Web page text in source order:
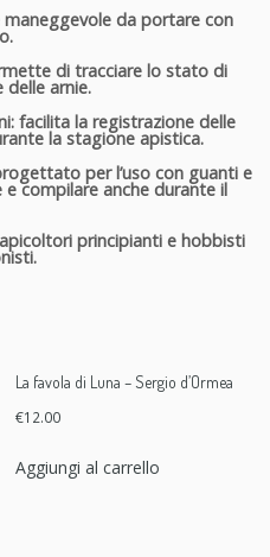
da portare con
di tracciare lo stato di
delle arnie.
facilita la registrazione delle
la stagione apistica.
per l’uso con guanti e
compilare anche durante il
principianti e hobbisti
La favola di Luna – Sergio d’Ormea
€12.00
Aggiungi al carrello